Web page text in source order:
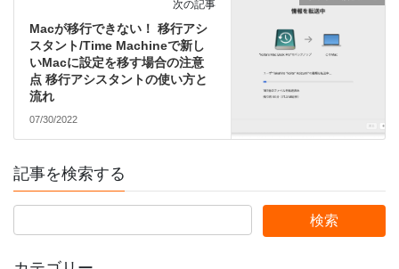
次の記事
Macが移行できない！ 移行アシ
スタント/Time Machineで新し
いMacに設定を移す場合の注意
点 移行アシスタントの使い方と
流れ
07/30/2022
記事を検索する